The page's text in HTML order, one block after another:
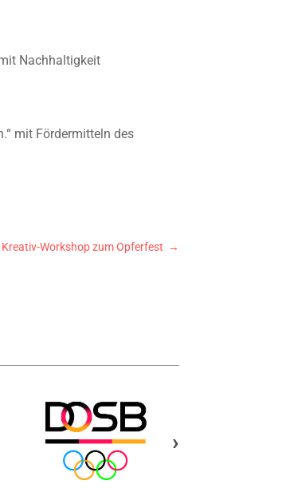
Nachhaltigkeit
mit Fördermitteln des
Kreativ-Workshop zum Opferfest →
›